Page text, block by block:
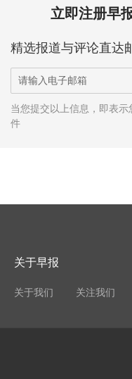
立即注册早
精选报道与评论直达
当您提交以上信息，即表
件
关于早报
关于我们 关注我们